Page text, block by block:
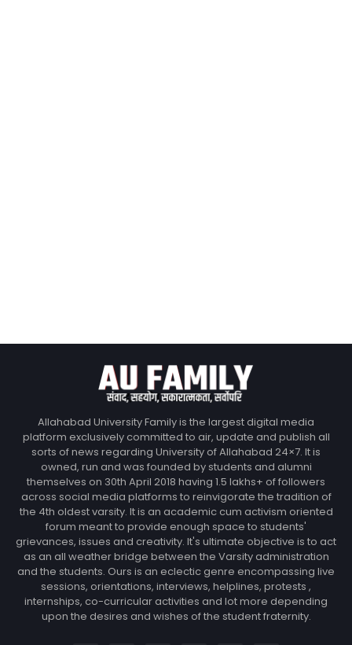
Allahabad University Family is the largest digital media
platform exclusively committed to air, update and publish all
sorts of news regarding University of Allahabad 24×7. It is
owned, run and was founded by students and alumni
themselves on 30th April 2018 having 1.5 lakhs+ of followers
across social media platforms to reinvigorate the tradition of
the 4th oldest varsity. It is an academic cum activism oriented
forum meant to provide enough space to students'
grievances, issues and creativity. It's ultimate objective is to act
as an all weather bridge between the Varsity administration
and the students. Ours is an eclectic genre encompassing live
sessions, orientations, interviews, helplines, protests ,
internships, co-curricular activities and lot more depending
upon the desires and wishes of the student fraternity.